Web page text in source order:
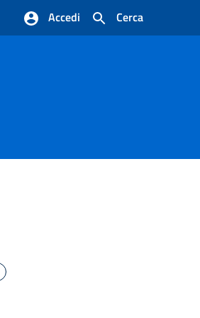
Cerca
Accedi